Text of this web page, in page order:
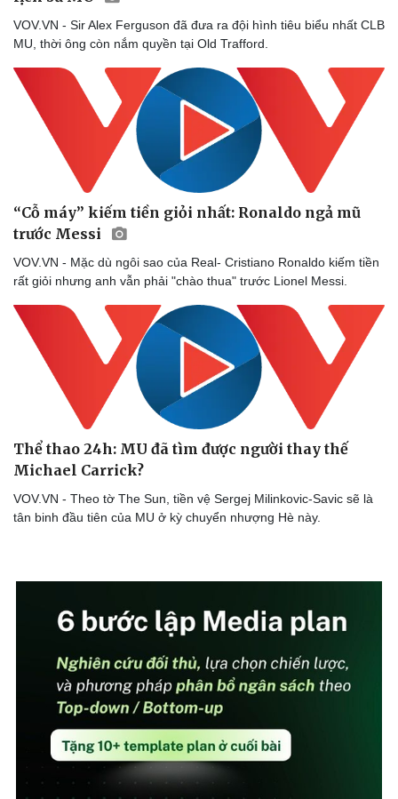
Sức khỏe
Cây thuốc
Sản phụ khoa
Nhi khoa
Nam khoa
Làm đẹp - giảm cân
Phòng mạch online
Ăn sạch sống khỏe
Đời sống
Blog
Tình yêu - Gia đình
VOV.VN - Sir Alex Ferguson đã đưa ra đội hình tiêu biểu nhất CLB
MU, thời ông còn nắm quyền tại Old Trafford.
“Cỗ máy” kiếm tiền giỏi nhất: Ronaldo ngả mũ
trước Messi
VOV.VN - Mặc dù ngôi sao của Real- Cristiano Ronaldo kiếm tiền
rất giỏi nhưng anh vẫn phải "chào thua" trước Lionel Messi.
Thể thao 24h: MU đã tìm được người thay thế
Michael Carrick?
VOV.VN - Theo tờ The Sun, tiền vệ Sergej Milinkovic-Savic sẽ là
tân binh đầu tiên của MU ở kỳ chuyển nhượng Hè này.